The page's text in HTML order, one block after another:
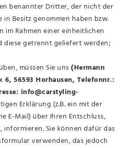
benannter Dritter, der nicht der
Besitz genommen haben bzw.
im Rahmen einer einheitlichen
diese getrennt geliefert werden;
müssen Sie uns(Hermann
56593 Horhausen, Telefonnr.:
info@carstyling-
Erklärung (z.B. ein mit der
E-Mail) über Ihren Entschluss,
Sie können dafür das
verwenden, das jedoch